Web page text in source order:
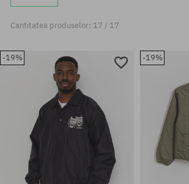
Cantitatea produselor: 17 / 17
-19% -19%